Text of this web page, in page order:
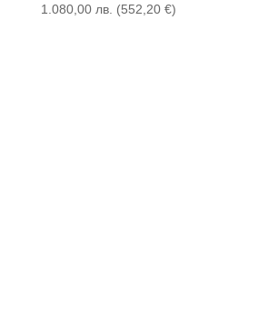
1.080,00 лв. (552,20 €)